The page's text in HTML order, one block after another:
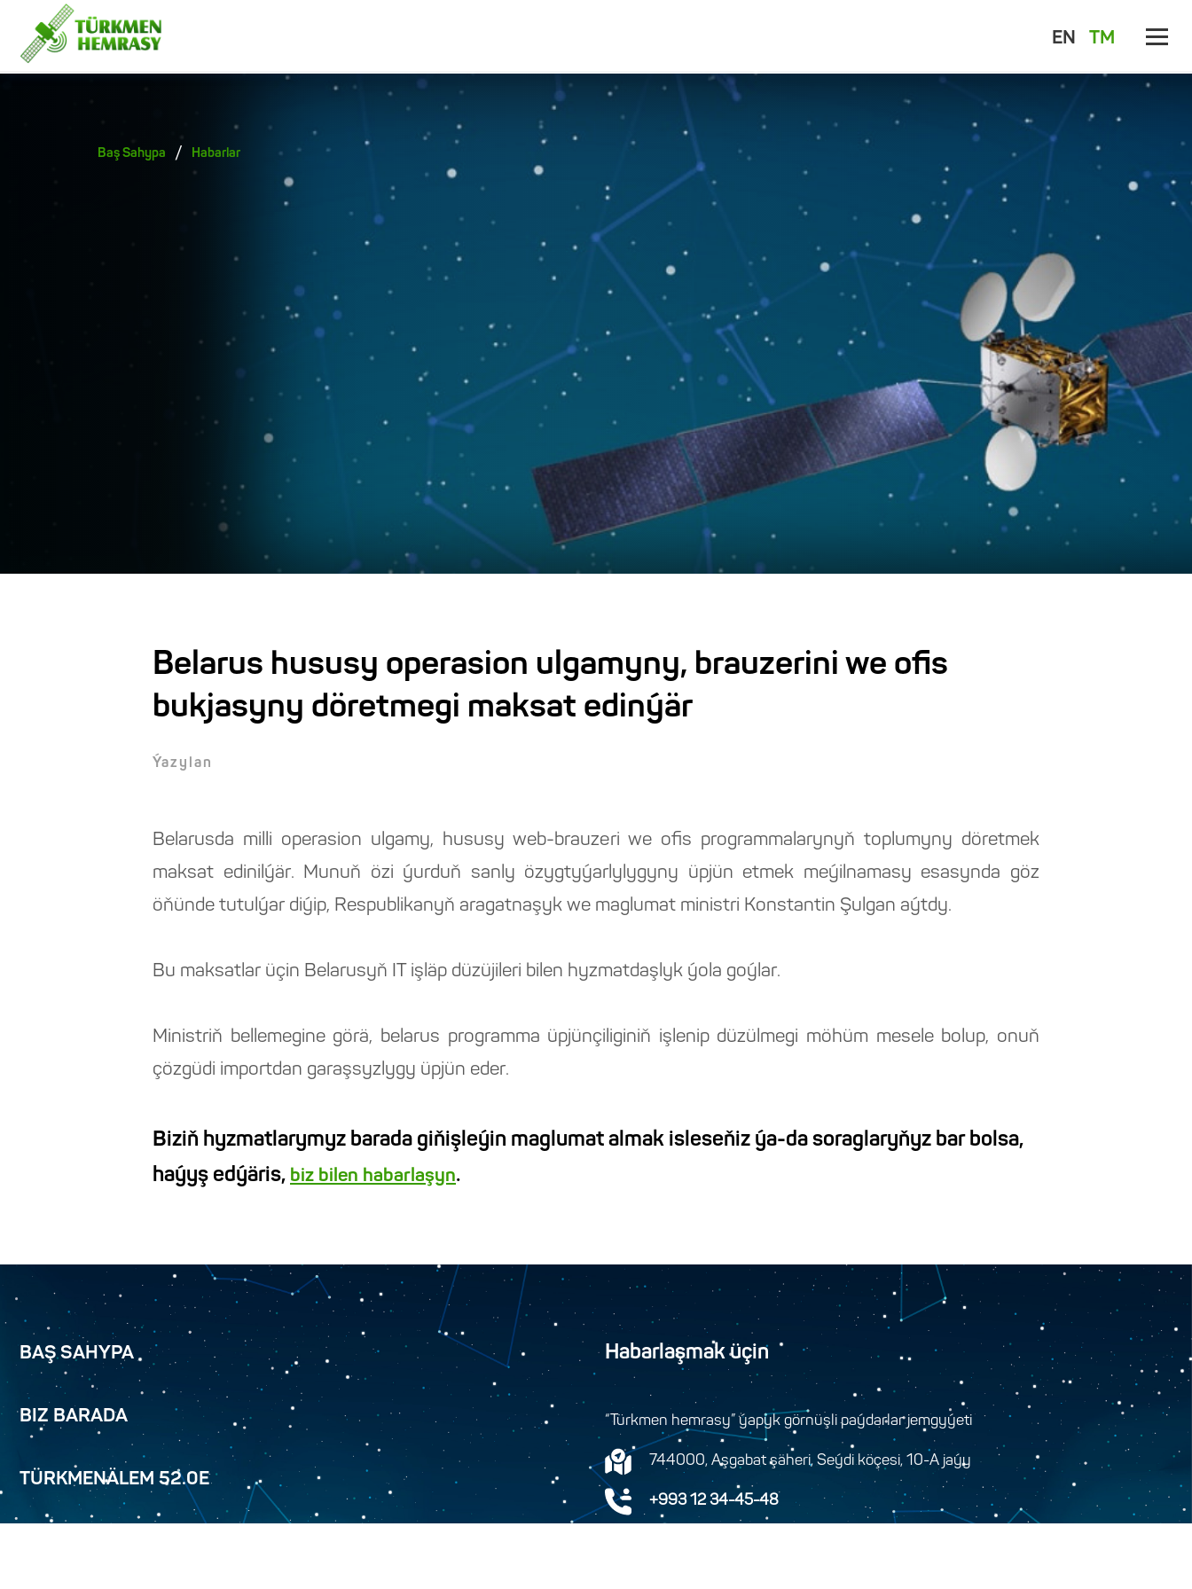
EN TM
Baş Sahypa / Habarlar
Belarus hususy operasion ulgamyny, brauzerini we ofis
bukjasyny döretmegi maksat edinýär
Ýazylan
Belarusda milli operasion ulgamy, hususy web-brauzeri we ofis programmalarynyň toplumyny döretmek
maksat edinilýär. Munuň özi ýurduň sanly özygtyýarlylygyny üpjün etmek meýilnamasy esasynda göz
öňünde tutulýar diýip, Respublikanyň aragatnaşyk we maglumat ministri Konstantin Şulgan aýtdy.
Bu maksatlar üçin Belarusyň IT işläp düzüjileri bilen hyzmatdaşlyk ýola goýlar.
Ministriň bellemegine görä, belarus programma üpjünçiliginiň işlenip düzülmegi möhüm mesele bolup, onuň
çözgüdi importdan garaşsyzlygy üpjün eder.
Biziň hyzmatlarymyz barada giňişleýin maglumat almak isleseňiz ýa-da soraglaryňyz bar bolsa,
haýyş edýäris, biz bilen habarlaşyn.
BAŞ SAHYPA
BIZ BARADA
TÜRKMENÄLEM 52.0E
Habarlaşmak üçin
“Türkmen hemrasy” ýapyk görnüşli paýdarlar jemgyýeti
744000, Aşgabat şäheri, Seýdi köçesi, 10-A jaýy
+993 12 34-45-48